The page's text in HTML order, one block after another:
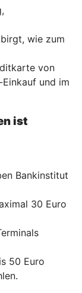
wie zum
von
und im
ist
Bankinstitut
30 Euro
50 Euro